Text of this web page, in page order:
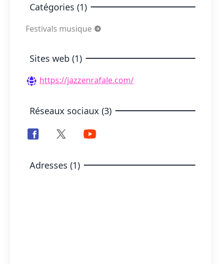
Catégories (1)
Festivals musique
Sites web (1)
https://jazzenrafale.com/
Réseaux sociaux (3)
Adresses (1)